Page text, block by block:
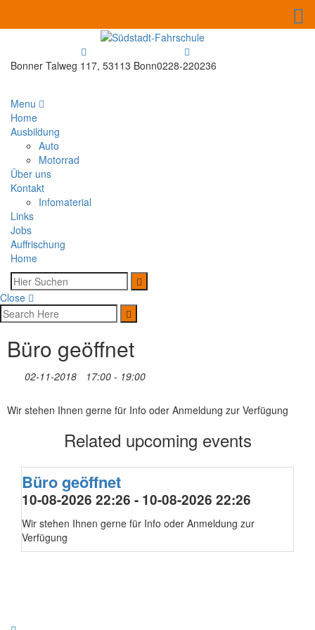
Bonner Talweg 117, 53113 Bonn0228-220236
Menu
Home
Ausbildung
Auto
Motorrad
Über uns
Kontakt
Infomaterial
Links
Jobs
Auffrischung
Home
Close
Büro geöffnet
02-11-2018 17:00 - 19:00
Wir stehen Ihnen gerne für Info oder Anmeldung zur Verfügung
Related upcoming events
Büro geöffnet
10-08-2026 22:26 - 10-08-2026 22:26
Wir stehen Ihnen gerne für Info oder Anmeldung zur
Verfügung